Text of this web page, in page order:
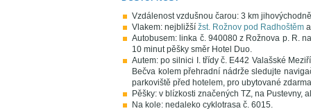
Vzdálenost vzdušnou čarou: 3 km
Vlakem: nejbližší žst. Rožnov pod Radhoštěm
Autobusem: linka č. 940080 z Rožnova p. R.
10 minut pěšky směr Hotel Duo.
Autem: po silnici I. třídy č. E442 Valašské
Bečva kolem přehradní nádrže sledujte
parkoviště před hotelem, pro ubytované
Pěšky: v blízkosti značených TZ, na Pustevny,
Na kole: nedaleko cyklotrasa č. 6015.